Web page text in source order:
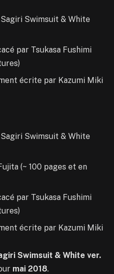
Swimsuit & White
par Tsukasa Fushimi
écrite par Kazumi Miki
Swimsuit & White
(~ 100 pages et en
par Tsukasa Fushimi
écrite par Kazumi Miki
Swimsuit & White ver.
mai 2018.